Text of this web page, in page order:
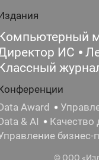
ИС
Award
& AI
Качество
бизнес-
© ООО